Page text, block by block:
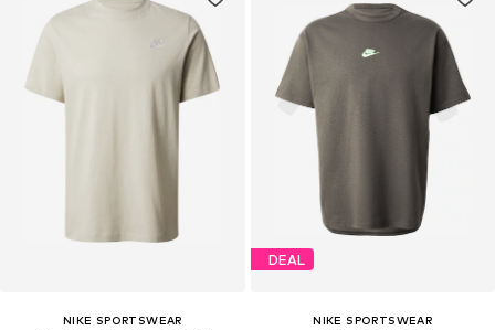
NIKE SPORTSWEAR
DEAL
NIKE SPORTSWEAR